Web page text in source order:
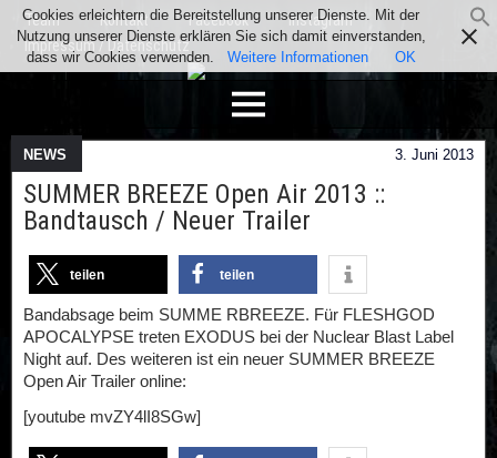
Team Kontakt Facebook
Instagram
Impressum / Datenschutz
NEWS 3. Juni 2013
SUMMER BREEZE Open Air 2013 ::
Bandtausch / Neuer Trailer
teilen teilen
Bandabsage beim SUMME RBREEZE. Für FLESHGOD
APOCALYPSE treten EXODUS bei der Nuclear Blast Label
Night auf. Des weiteren ist ein neuer SUMMER BREEZE
Open Air Trailer online:
[youtube mvZY4lI8SGw]
Cookies erleichtern die Bereitstellung unserer Dienste. Mit der
Nutzung unserer Dienste erklären Sie sich damit einverstanden,
dass wir Cookies verwenden.
Weitere Informationen OK